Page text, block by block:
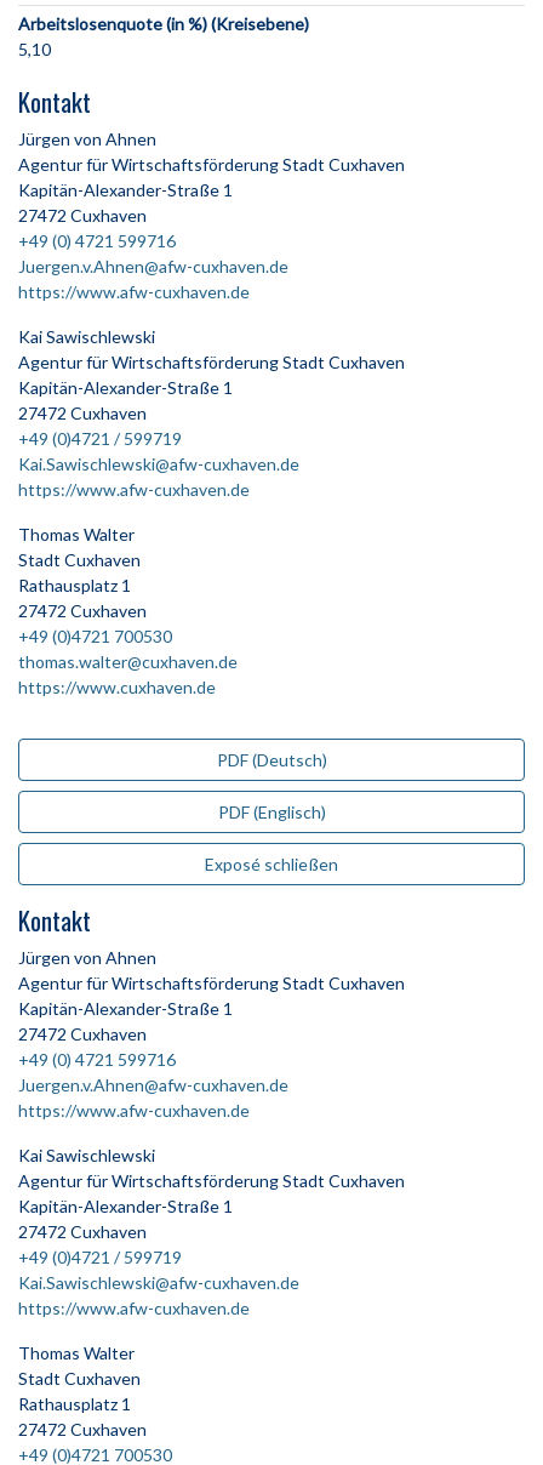
Arbeitslosenquote (in %) (Kreisebene)
5,10
Kontakt
Jürgen von Ahnen
Agentur für Wirtschaftsförderung Stadt Cuxhaven
Kapitän-Alexander-Straße 1
27472 Cuxhaven
+49 (0) 4721 599716
Juergen.v.Ahnen@afw-cuxhaven.de
https://www.afw-cuxhaven.de
Kai Sawischlewski
Agentur für Wirtschaftsförderung Stadt Cuxhaven
Kapitän-Alexander-Straße 1
27472 Cuxhaven
+49 (0)4721 / 599719
Kai.Sawischlewski@afw-cuxhaven.de
https://www.afw-cuxhaven.de
Thomas Walter
Stadt Cuxhaven
Rathausplatz 1
27472 Cuxhaven
+49 (0)4721 700530
thomas.walter@cuxhaven.de
https://www.cuxhaven.de
PDF (Deutsch)
PDF (Englisch)
Exposé schließen
Kontakt
Jürgen von Ahnen
Agentur für Wirtschaftsförderung Stadt Cuxhaven
Kapitän-Alexander-Straße 1
27472 Cuxhaven
+49 (0) 4721 599716
Juergen.v.Ahnen@afw-cuxhaven.de
https://www.afw-cuxhaven.de
Kai Sawischlewski
Agentur für Wirtschaftsförderung Stadt Cuxhaven
Kapitän-Alexander-Straße 1
27472 Cuxhaven
+49 (0)4721 / 599719
Kai.Sawischlewski@afw-cuxhaven.de
https://www.afw-cuxhaven.de
Thomas Walter
Stadt Cuxhaven
Rathausplatz 1
27472 Cuxhaven
+49 (0)4721 700530